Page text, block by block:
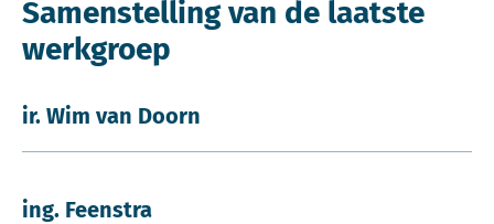
Samenstelling van de laatste
werkgroep
ir. Wim van Doorn
ing. Feenstra